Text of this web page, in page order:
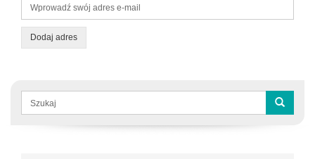
Dodaj adres
Formularz
wyszukiwania